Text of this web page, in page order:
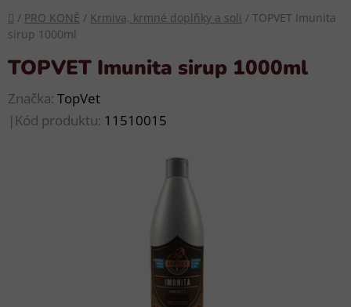
KOŠÍK
Domů
/ PRO KONĚ / Krmiva, krmné doplňky a soli / TOPVET Imunita
sirup 1000ml
TOPVET Imunita sirup 1000ml
Značka: TopVet
| Kód produktu: 11510015